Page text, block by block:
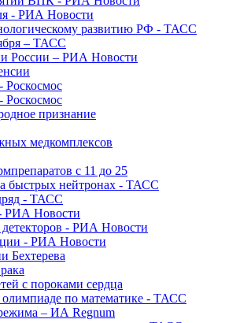
- РИА Новости
развитию РФ - ТАСС
– ТАСС
России – РИА Новости
Роскосмос
Роскосмос
признание
медкомплексов
с 11 до 25
быстрых нейтронах - ТАСС
- ТАСС
- РИА Новости
- РИА Новости
- РИА Новости
Бехтерева
с пороками сердца
олимпиаде по математике - ТАСС
– ИА Regnum